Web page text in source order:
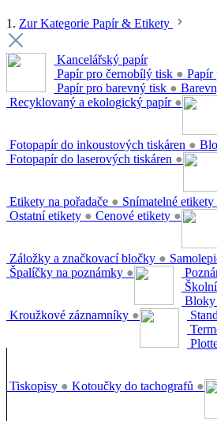
1. Zur Kategorie Papír & Etikety
Kancelářský papír
Papír pro černobílý tisk ● Papír
Papír pro barevný tisk ●
Recyklovaný a ekologický papír ●
Fotopapír do inkoustových tiskáren ●
Fotopapír do laserových tiskáren ●
Etikety na pořadače ● Snímatelné etikety
Ostatní etikety ● Cenové etikety ●
Záložky a značkovací bločky ●
Špalíčky na poznámky ●
Bloky
Kroužkové záznamníky ●
Tiskopisy ● Kotoučky do tachografů ●